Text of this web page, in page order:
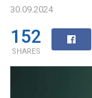
30.09.2024
152
SHARES